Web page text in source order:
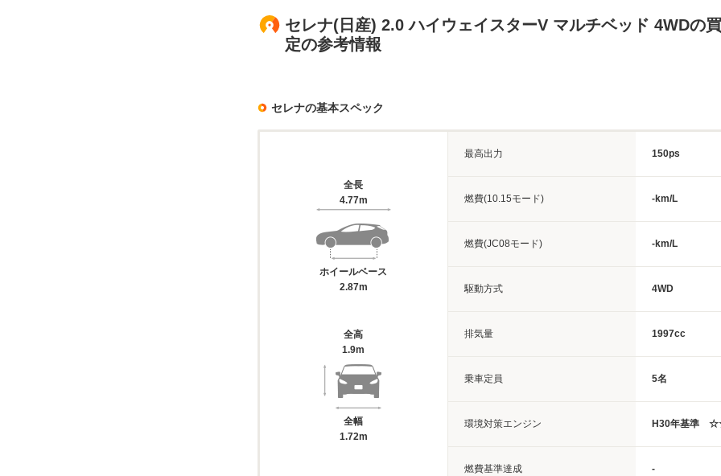
セレナ(日産) 2.0 ハイウェイスターV マルチベッド 4WDの
定の参考情報
セレナの基本スペック
全長
4.77m
ホイールベース
2.87m
全高
1.9m
全幅
1.72m
最高出力 150ps
燃費(10.15モード) -km/L
燃費(JC08モード) -km/L
駆動方式 4WD
排気量 1997cc
乗車定員 5名
環境対策エンジン H30年基準
燃費基準達成 -